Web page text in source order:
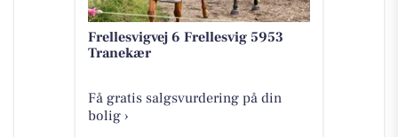
Frellesvigvej 6 Frellesvig 5953
Tranekær
Få gratis salgsvurdering på din
bolig ›